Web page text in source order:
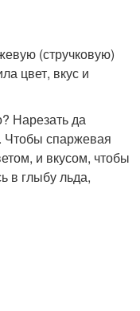
(стручковую)
цвет, вкус и
Нарезать да
Чтобы спаржевая
и вкусом, чтобы
в глыбу льда,